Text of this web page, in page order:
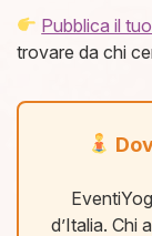
Pubblica il
trovare da chi
d’Italia. Chi